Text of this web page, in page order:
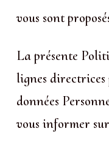
vous sont
La présente
lignes
données
vous informer